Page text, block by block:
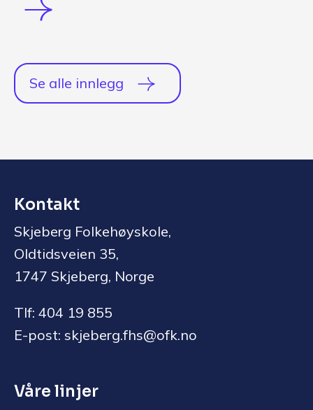
Se alle innlegg
Kontakt
Skjeberg Folkehøyskole,
Oldtidsveien 35,
1747 Skjeberg, Norge
Tlf: 404 19 855
E-post: skjeberg.fhs@ofk.no
Våre linjer